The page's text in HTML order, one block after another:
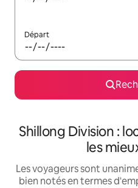
Départ
Shillong Division :
les
Les voyageurs sont
bien notés en termes